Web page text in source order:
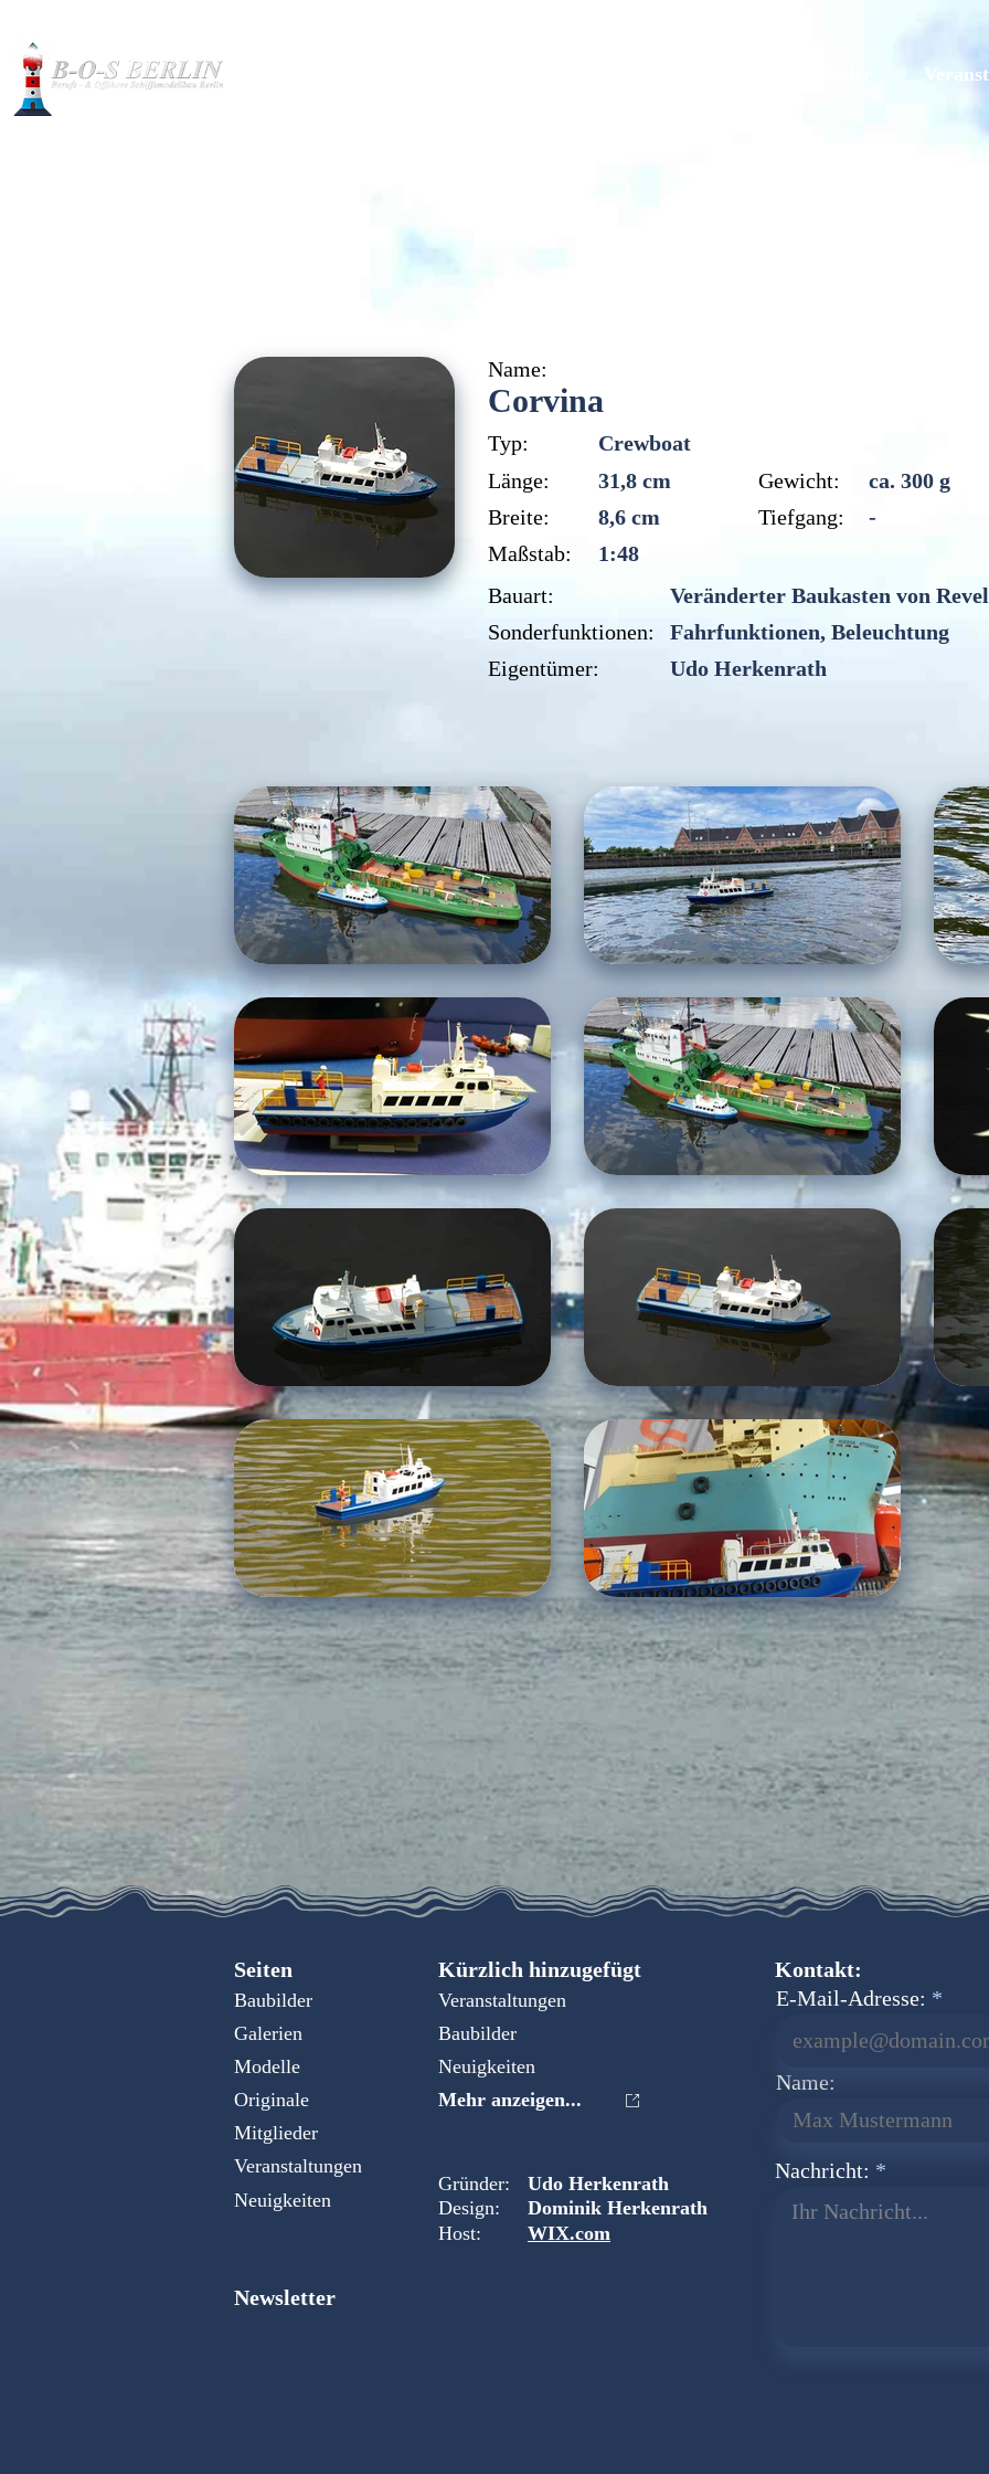
Name:
Corvina
Typ:
Crewboat
Länge:
31,8 cm Gewicht:
ca. 300 g
Breite:
8,6 cm Tiefgang:
-
Maßstab:
1:48
Bauart:
Veränderter Baukasten von
Sonderfunktionen:
Fahrfunktionen, Beleuchtung
Eigentümer:
Udo Herkenrath
Seiten Kürzlich hinzugefügt
Baubilder
Veranstaltungen
Galerien
Baubilder
Modelle
Neuigkeiten
Originale
Mehr anzeigen...
Mitglieder
Veranstaltungen
Neuigkeiten
Gründer:
Udo Herkenrath
Design:
Dominik Herkenrath
Host:
WIX.com
Newsletter
Kontakt:
Name:
Nachricht:
Ihr Nachricht...
E-Mail-Adresse: